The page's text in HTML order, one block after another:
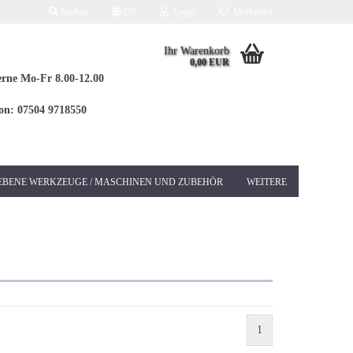
Mo-Fr 8.00-12.00
07504 9718550
Ihr Warenkorb
0,00 EUR
WERKZEUGE / MASCHINEN UND ZUBEHÖR WEITERE
Sanierungsschleifer
SDS-MAX
1